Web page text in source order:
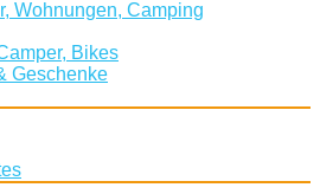
Wohnungen, Camping
Bikes
Geschenke